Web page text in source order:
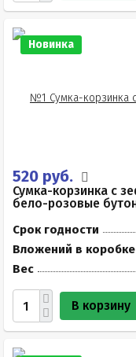
Новинка
520 руб.
Сумка-корзинка с
бело-розовые
Срок годности
Вложений в коробке
Вес
В корзину